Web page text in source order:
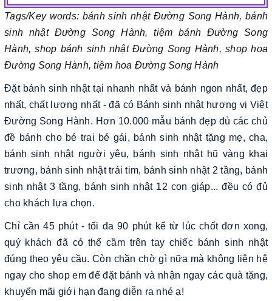
Tags/Key words: bánh sinh nhật Đường Song Hành, bánh
sinh nhật Đường Song Hành, tiệm bánh Đường Song
Hành, shop bánh sinh nhật Đường Song Hành, shop hoa
Đường Song Hành, tiệm hoa Đường Song Hành
Đặt bánh sinh nhật tại nhanh nhất và bánh ngon nhất, đẹp
nhất, chất lượng nhất - đã có Bánh sinh nhật hương vị Việt
Đường Song Hành. Hơn 10.000 mẫu bánh đẹp đủ các chủ
đề bánh cho bé trai bé gái, bánh sinh nhật tặng mẹ, cha,
bánh sinh nhật người yêu, bánh sinh nhật hũ vàng khai
trương, bánh sinh nhật trái tim, bánh sinh nhật 2 tầng, bánh
sinh nhật 3 tầng, bánh sinh nhật 12 con giáp... đều có đủ
cho khách lựa chọn.
Chỉ cần 45 phút - tối đa 90 phút kể từ lúc chốt đơn xong,
quý khách đã có thể cầm trên tay chiếc bánh sinh nhật
đúng theo yêu cầu. Còn chần chờ gì nữa mà không liên hệ
ngay cho shop em để đặt bánh và nhận ngay các quà tặng,
khuyến mãi giới hạn đang diễn ra nhé ạ!